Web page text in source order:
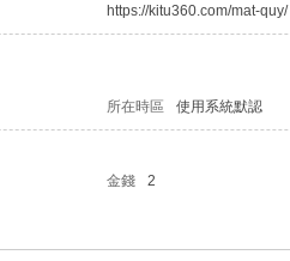
https://kitu360.com/mat-quy/
所在時區 使用系統默認
金錢
2